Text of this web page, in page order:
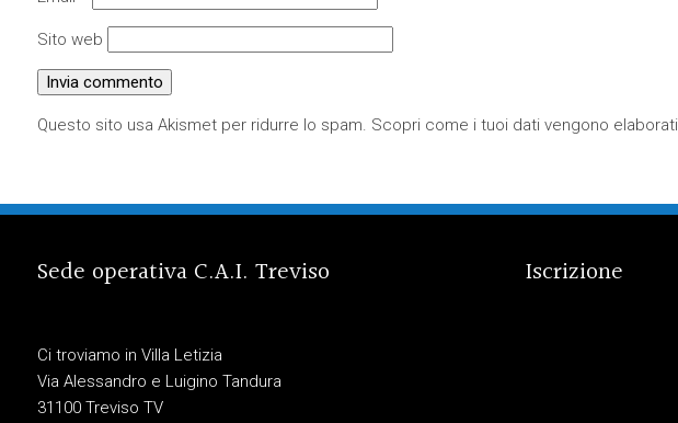
Sito web
Questo sito usa Akismet per ridurre lo spam. Scopri come i tuoi dati vengono elaborati
Sede operativa C.A.I. Treviso
Ci troviamo in Villa Letizia
Via Alessandro e Luigino Tandura
31100 Treviso TV
Iscrizione